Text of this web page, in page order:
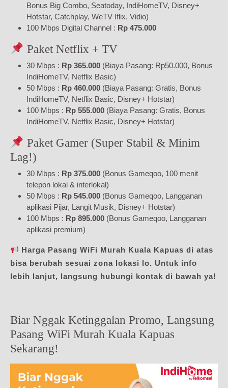
Bonus Big Combo, Seatoday, IndiHomeTV, Disney+
Hotstar, Catchplay, WeTV Iflix, Vidio)
100 Mbps Digital Channel : Rp 475.000
Paket Netflix + TV
30 Mbps : Rp 365.000 (Biaya Pasang: Rp50.000, Bonus
IndiHomeTV, Netflix Basic)
50 Mbps : Rp 460.000 (Biaya Pasang: Gratis, Bonus
IndiHomeTV, Netflix Basic, Disney+ Hotstar)
100 Mbps : Rp 555.000 (Biaya Pasang: Gratis, Bonus
IndiHomeTV, Netflix Basic, Disney+ Hotstar)
Paket Gamer (Super Stabil & Minim
Lag!)
30 Mbps : Rp 375.000 (Bonus Gameqoo, 100 menit
telepon lokal & interlokal)
50 Mbps : Rp 545.000 (Bonus Gameqoo, Langganan
aplikasi Pijar, Langit Musik, Disney+ Hotstar)
100 Mbps : Rp 895.000 (Bonus Gameqoo, Langganan
aplikasi premium)
Harga Pasang WiFi Murah Kuala Kapuas di atas
bisa berubah sesuai zona lokasi lo. Untuk info
lebih lanjut, langsung hubungi kontak di bawah ya!
Biar Nggak Ketinggalan Promo, Langsung
Pasang WiFi Murah Kuala Kapuas
Sekarang!